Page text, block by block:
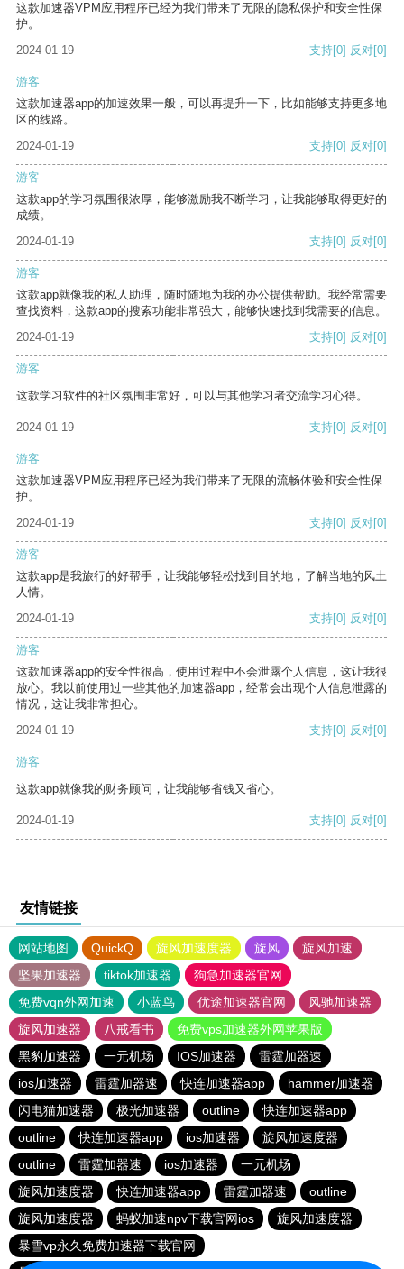
这款加速器VPM应用程序已经为我们带来了无限的隐私保护和安全性保
护。
2024-01-19
支持[0] 反对[0]
游客
这款加速器app的加速效果一般，可以再提升一下，比如能够支持更多地
区的线路。
2024-01-19
支持[0] 反对[0]
游客
这款app的学习氛围很浓厚，能够激励我不断学习，让我能够取得更好的
成绩。
2024-01-19
支持[0] 反对[0]
游客
这款app就像我的私人助理，随时随地为我的办公提供帮助。我经常需要
查找资料，这款app的搜索功能非常强大，能够快速找到我需要的信息。
2024-01-19
支持[0] 反对[0]
游客
这款学习软件的社区氛围非常好，可以与其他学习者交流学习心得。
2024-01-19 支持[0] 反对[0]
游客
这款加速器VPM应用程序已经为我们带来了无限的流畅体验和安全性保
护。
2024-01-19
支持[0] 反对[0]
游客
这款app是我旅行的好帮手，让我能够轻松找到目的地，了解当地的风土
人情。
2024-01-19
支持[0] 反对[0]
游客
这款加速器app的安全性很高，使用过程中不会泄露个人信息，这让我很
放心。我以前使用过一些其他的加速器app，经常会出现个人信息泄露的
情况，这让我非常担心。
2024-01-19
支持[0] 反对[0]
游客
这款app就像我的财务顾问，让我能够省钱又省心。
2024-01-19 支持[0] 反对[0]
友情链接
网站地图 QuickQ 旋风加速度器 旋风
旋风加速
坚果加速器
tiktok加速器
狗急加速器官网
免费vqn外网加速
小蓝鸟 优途加速器官网
风驰加速器
旋风加速器
八戒看书
免费vps加速器外网苹果版
黑豹加速器
一元机场 IOS加速器
雷霆加器速
ios加速器
雷霆加器速 快连加速器app
hammer加速器
闪电猫加速器
极光加速器 outline
快连加速器app
outline
快连加速器app ios加速器
旋风加速度器
outline
雷霆加器速 ios加速器
一元机场
旋风加速度器
快连加速器app 雷霆加器速
outline
旋风加速度器
蚂蚁加速npv下载官网ios
旋风加速度器
暴雪vp永久免费加速器下载官网